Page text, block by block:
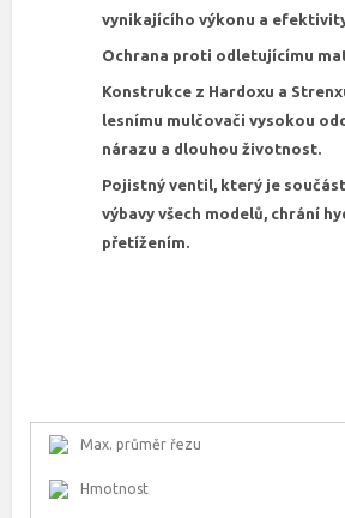
vynikajícího výkonu a
Ochrana proti odletujícímu
Konstrukce z Hardoxu a
lesnímu mulčovači vysokou
nárazu a dlouhou životnost.
Pojistný ventil, který je
výbavy všech modelů, chrání
přetížením.
Max. průměr řezu
Hmotnost